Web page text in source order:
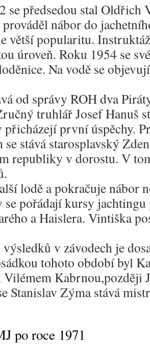
se předsedou stal Oldřich
prováděl nábor do
větší popularitu.
úroveň. Roku 1954 se
Na vodě se
od správy ROH dva
truhlář Josef Hanuš
první úspěchy.
se stává starosplavský
republiky v dorostu. V
lodě a pokračuje nábor
se pořádají kursy
a Haislera. Vintiška
v závodech je
tohoto období byl
Vilémem Kabrnou,později
Stanislav Zýma stává
po roce 1971